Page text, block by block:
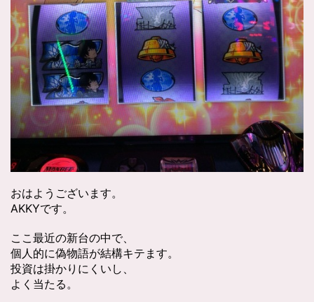
おはようございます。
AKKYです。
ここ最近の新台の中で、
個人的に偽物語が結構キテます。
投資は掛かりにくいし、
よく当たる。